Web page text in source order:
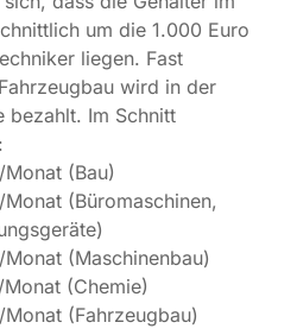
(Fahrzeugbau)
nach
bieten sich auch für
Erfahrung deutlich
Aber erst nach
die durchschnittlichen
Nach Berufserfahrung